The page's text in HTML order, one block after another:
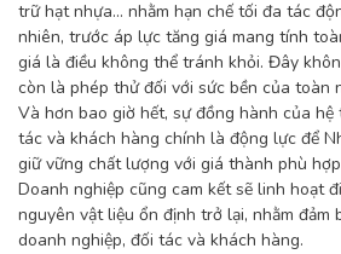
trữ hạt nhựa… nhằm hạn chế tối đa tác
nhiên, trước áp lực tăng giá mang tính
giá là điều không thể tránh khỏi. Đây
còn là phép thử đối với sức bền của toàn
Và hơn bao giờ hết, sự đồng hành của hệ
tác và khách hàng chính là động lực để
giữ vững chất lượng với giá thành phù
Doanh nghiệp cũng cam kết sẽ linh hoạt
nguyên vật liệu ổn định trở lại, nhằm đảm
doanh nghiệp, đối tác và khách hàng.